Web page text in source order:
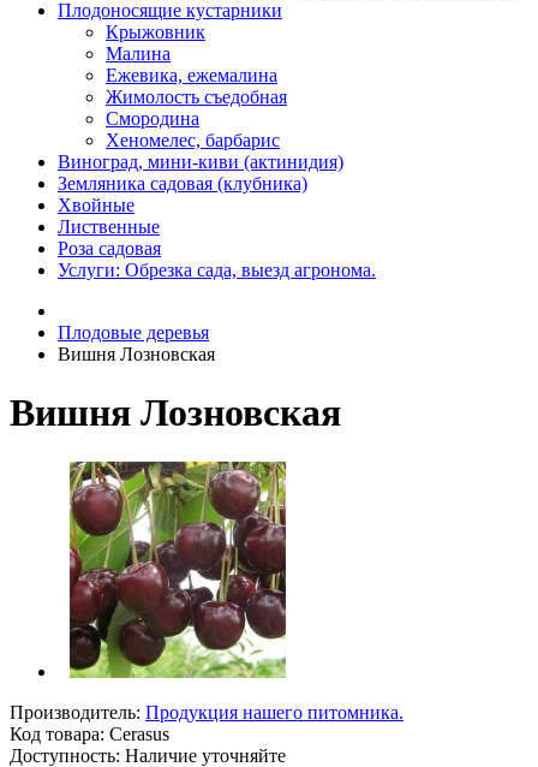
Плодоносящие кустарники
Крыжовник
Малина
Ежевика, ежемалина
Жимолость съедобная
Смородина
Хеномелес, барбарис
Виноград, мини-киви (актинидия)
Земляника садовая (клубника)
Хвойные
Лиственные
Роза садовая
Услуги: Обрезка сада, выезд агронома.
Плодовые деревья
Вишня Лозновская
Вишня Лозновская
Производитель: Продукция нашего питомника.
Код товара: Cerasus
Доступность: Наличие уточняйте